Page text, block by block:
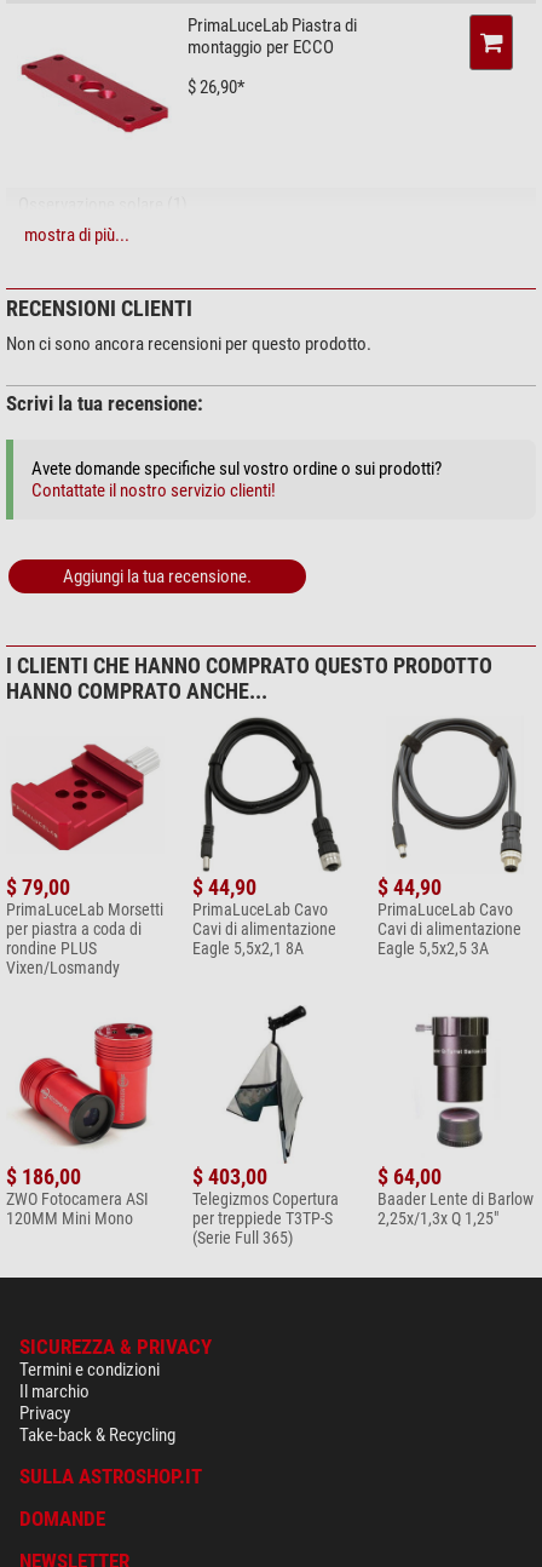
PrimaLuceLab Piastra di
montaggio per ECCO
$ 26,90*
$ 54,90*
*Tutti i prezzi includono IVA e costi di spedizione.
mostra di più...
RECENSIONI CLIENTI
Non ci sono ancora recensioni per questo prodotto.
Scrivi la tua recensione:
Avete domande specifiche sul vostro ordine o sui prodotti?
Contattate il nostro servizio clienti!
Aggiungi la tua recensione.
I CLIENTI CHE HANNO COMPRATO QUESTO PRODOTTO
HANNO COMPRATO ANCHE...
$ 79,00
PrimaLuceLab Morsetti
per piastra a coda di
rondine PLUS
Vixen/Losmandy
$ 44,90
PrimaLuceLab Cavo
Cavi di alimentazione
Eagle 5,5x2,1 8A
$ 44,90
PrimaLuceLab Cavo
Cavi di alimentazione
Eagle 5,5x2,5 3A
$ 186,00
ZWO Fotocamera ASI
120MM Mini Mono
$ 403,00
Telegizmos Copertura
per treppiede T3TP-S
(Serie Full 365)
$ 64,00
Baader Lente di Barlow
2,25x/1,3x Q 1,25"
SICUREZZA & PRIVACY
Termini e condizioni
Il marchio
Privacy
Take-back & Recycling
SULLA ASTROSHOP.IT
DOMANDE
NEWSLETTER